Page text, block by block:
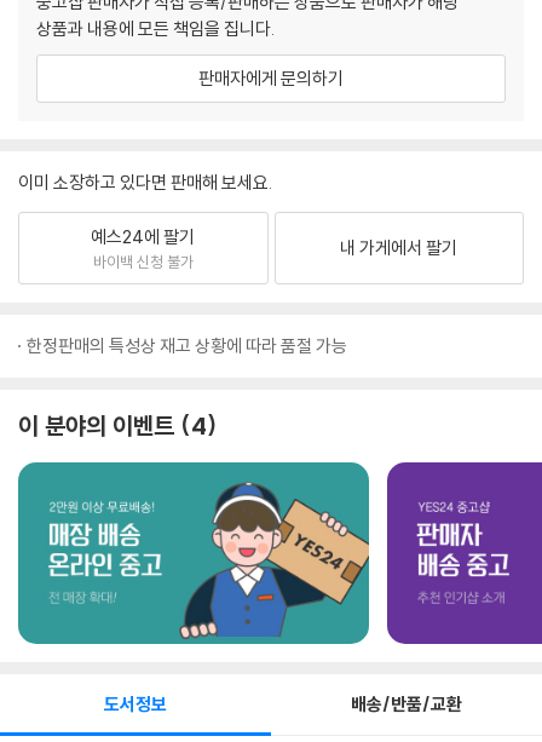
상품과 내용에 모든 책임을 집니다.
판매자에게 문의하기
이미 소장하고 있다면 판매해 보세요.
예스24에 팔기
바이백 신청 불가
내 가게에서 팔기
한정판매의 특성상 재고 상황에 따라 품절 가능
이 분야의 이벤트 4
도서정보 배송/반품/교환